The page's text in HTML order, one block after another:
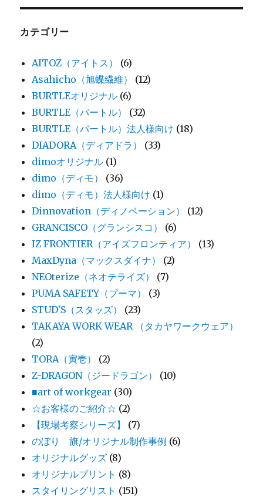
カテゴリー
AITOZ（アイトス）
(6)
Asahicho（旭蝶繊維）
(12)
BURTLEオリジナル (6)
BURTLE（バートル）
(32)
BURTLE（バートル）法人様向け (18)
DIADORA（ディアドラ）
(33)
dimoオリジナル (1)
dimo（ディモ）
(36)
dimo（ディモ）法人様向け (1)
Dinnovation（ディノベーション）
(12)
GRANCISCO（グランシスコ）
(6)
IZ FRONTIER（アイズフロンティア）
(13)
MaxDyna（マックスダイナ）
(2)
NEOterize（ネオテライズ）
(7)
PUMA SAFETY（プーマ）
(3)
STUD'S（スタッズ）
(23)
TAKAYA WORK WEAR （タカヤワークウェア）
(2)
TORA（寅壱）
(2)
Z-DRAGON（ジードラゴン）
(10)
■art of workgear (30)
☆お客様のご紹介☆ (2)
【現場考察シリーズ】
(7)
のぼり 旗/オリジナル制作事例 (6)
オリジナルグッズ (8)
オリジナルプリント (8)
スタイリングリスト (151)